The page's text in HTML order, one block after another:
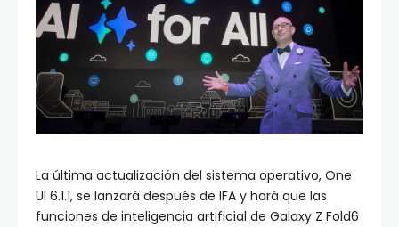
La última actualización del sistema operativo, One
UI 6.1.1, se lanzará después de IFA y hará que las
funciones de inteligencia artificial de Galaxy Z Fold6